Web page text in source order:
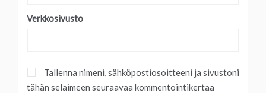
Verkkosivusto
Tallenna nimeni, sähköpostiosoitteeni ja sivustoni
tähän selaimeen seuraavaa kommentointikertaa